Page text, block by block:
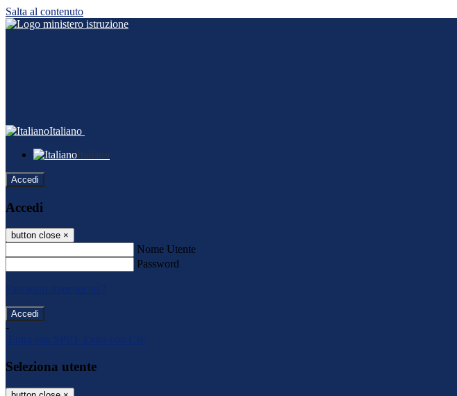
Salta al contenuto
Italiano
Italiano
Accedi
Accedi
button close ×
Nome Utente
Password
Password dimenticata?
-
Entra con SPID
Entra con CIE
Seleziona utente